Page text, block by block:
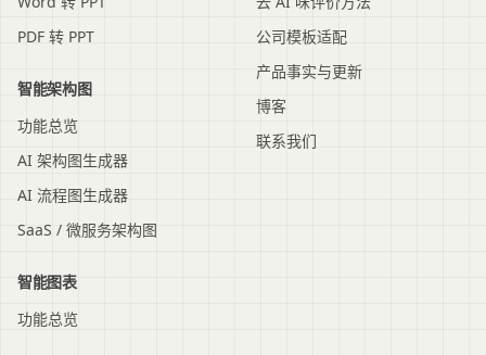
PDF 转 PPT
智能架构图
功能总览
AI 架构图生成器
AI 流程图生成器
SaaS / 微服务架构图
智能图表
功能总览
公司模板适配
产品事实与更新
博客
联系我们